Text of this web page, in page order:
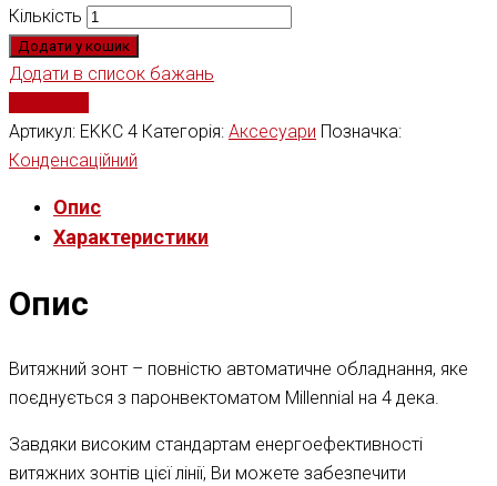
Кількість
Додати у кошик
Додати в список бажань
Артикул: EKKC 4 Категорія: Аксесуари Позначка:
Конденсаційний
Опис
Характеристики
Опис
Витяжний зонт – повністю автоматичне обладнання, яке
поєднується з паронвектоматом Millennial на 4 дека.
Завдяки високим стандартам енергоефективності
витяжних зонтів цієї лінії, Ви можете забезпечити